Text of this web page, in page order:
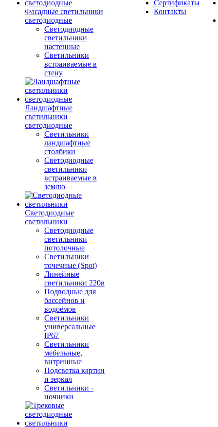
Фасадные светильники
светодиодные
Светодиодные
светильники
настенные
Светильники
встраиваемые в
стену
Ландшафтные
светильники
светодиодные
Светильники
ландшафтные
столбики
Светодиодные
светильники
встраиваемые в
землю
Светодиодные
светильники
Светодиодные
светильники
потолочные
Светильники
точечные (Spot)
Линейные
светильники 220в
Подводные для
бассейнов и
водоёмов
Светильники
универсальные
IP67
Светильники
мебельные,
витринные
Подсветка картин
и зеркал
Светильники -
ночники
Сертификаты
Контакты